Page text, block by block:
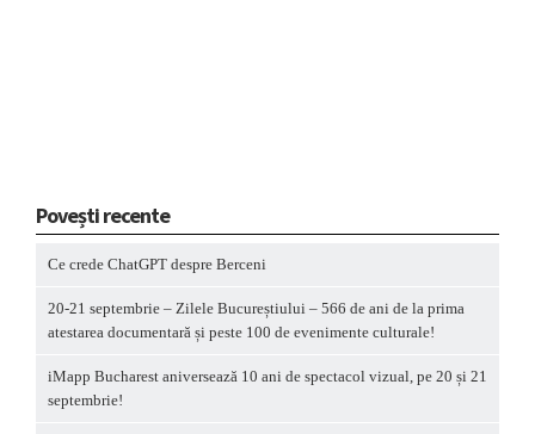
Povești recente
Ce crede ChatGPT despre Berceni
20-21 septembrie – Zilele Bucureștiului – 566 de ani de la prima
atestarea documentară și peste 100 de evenimente culturale!
iMapp Bucharest aniversează 10 ani de spectacol vizual, pe 20 și 21
septembrie!